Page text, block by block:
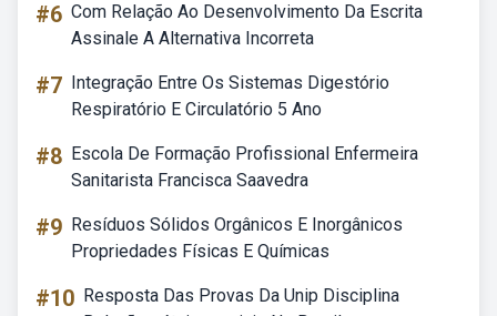
#6 Com Relação Ao Desenvolvimento Da Escrita
Assinale A Alternativa Incorreta
#7 Integração Entre Os Sistemas Digestório
Respiratório E Circulatório 5 Ano
#8 Escola De Formação Profissional Enfermeira
Sanitarista Francisca Saavedra
#9 Resíduos Sólidos Orgânicos E Inorgânicos
Propriedades Físicas E Químicas
#10 Resposta Das Provas Da Unip Disciplina